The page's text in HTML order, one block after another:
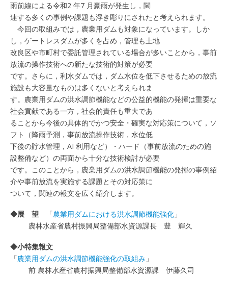
雨前線による令和2 年7 月豪雨が発生し，関
連する多くの事例や課題も浮き彫りにされたと考えられます。
今回の取組みでは，農業用ダムも対象になっています。しか
し，ゲートレスダムが多くを占め，管理も土地
改良区や市町村で委託管理されている場合が多いことから，事前
放流の操作技術への新たな技術的対策が必要
です。さらに，利水ダムでは，ダム水位を低下させるための放流
施設も大容量なものは多くないと考えられま
す。農業用ダムの洪水調節機能などの公益的機能の発揮は重要な
社会貢献である一方，社会的責任も重大であ
ることから今後の具体的でかつ安全・確実な対応策について，ソ
フト（降雨予測，事前放流操作技術，水位低
下後の貯水管理，AI 利用など）・ハード（事前放流のための施
設整備など）の両面から十分な技術検討が必要
です。このことから，農業用ダムの洪水調節機能の発揮の事例紹
介や事前放流を実施する課題とその対応策に
ついて，関連の報文を広く紹介します。
◆展 望 「農業用ダムにおける洪水調節機能強化 」
農林水産省農村振興局整備部水資源課長 豊 輝久
◆小特集報文
「農業用ダムの洪水調節機能強化の取組み 」
前 農林水産省農村振興局整備部水資源課 伊藤久司